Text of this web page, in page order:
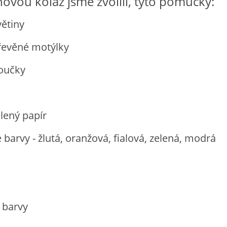
motýlky
papír
- žlutá, oranžová, fialová, zelená, modrá